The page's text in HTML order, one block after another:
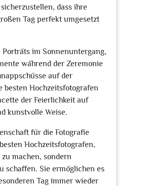
dass ihre
Tag perfekt umgesetzt
Porträts im Sonnenuntergang,
während der Zeremonie
auf der
besten Hochzeitsfotografen
der Feierlichkeit auf
kunstvolle Weise.
für die Fotografie
Hochzeitsfotografen,
machen, sondern
schaffen. Sie ermöglichen es
Tag immer wieder